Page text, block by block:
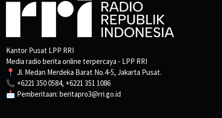
Kantor Pusat LPP RRI
Media radio berita online terpercaya - LPP RRI
📍 Jl. Medan Merdeka Barat No.4-5, Jakarta Pusat.
📞 +6221 350 0584, +6221 351 1086
📩 Pemberitaan: beritapro3@rri.go.id